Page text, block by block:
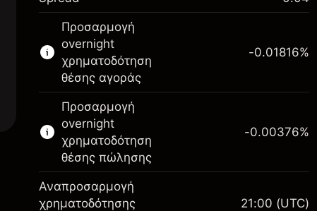
Αυτό το χρηματοοικονομικό εργαλείο είναι
διαθέσιμο για διαπραγμάτευση μέσω CFDs και
Knock-outs.
Μάθετε περισσότερα σχετικά με:
CFDs
Knock-outs
Προσαρμογή
overnight
χρηματοδότηση
θέσης αγοράς
Περιθώριο. Η επένδυσή
-0.01816%
Προσαρμογή
overnight
χρηματοδότηση
θέσης πώλησης
-0.00376%
Αναπροσαρμογή
χρηματοδότησης
21:00 (UTC)